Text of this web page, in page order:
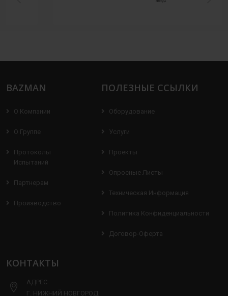
BAZMAN
О Компании
О Группе
Протоколы
Испытаний
Партнерам
Производство
ПОЛЕЗНЫЕ ССЫЛКИ
Оборудование
Услуги
Проекты
Опросные Листы
Техническая Информация
Политика Конфиденциальности
Договор-Оферта
КОНТАКТЫ
АДРЕС:
Г. НИЖНИЙ НОВГОРОД,